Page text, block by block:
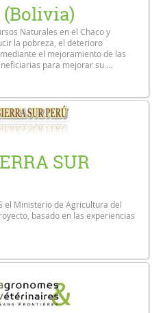
(Bolivia)
Naturales en el Chaco y
la pobreza, el deterioro
el mejoramiento de las
para mejorar su ...
SUR
el Ministerio de Agricultura del
basado en las experiencias